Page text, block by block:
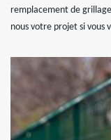
remplacement de
nous votre projet si vous